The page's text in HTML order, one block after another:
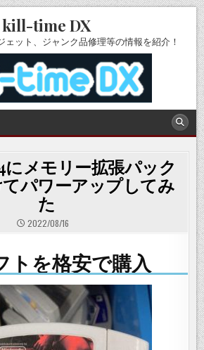
kill-time DX
ェット、ジャンク品修理等の情報を紹介！
メモリー拡張パック
パワーアップしてみ
た
2022/08/16
トを格安で購入